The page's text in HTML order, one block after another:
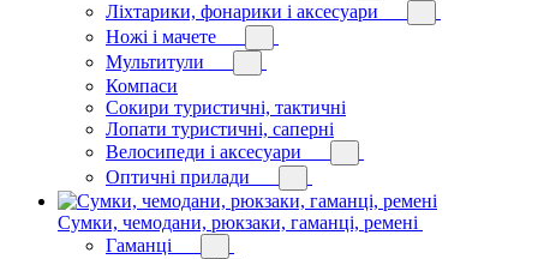
Ліхтарики, фонарики і аксесуари
Ножі і мачете
Мультитули
Компаси
Сокири туристичні, тактичні
Лопати туристичні, саперні
Велосипеди і аксесуари
Оптичні прилади
Сумки, чемодани, рюкзаки, гаманці, ремені
Гаманці